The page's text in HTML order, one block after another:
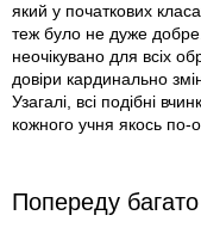
який у початкових
теж було не дуже
неочікувано для всіх
довіри кардинально
Узагалі, всі подібні
кожного учня якось по-
Попереду багато